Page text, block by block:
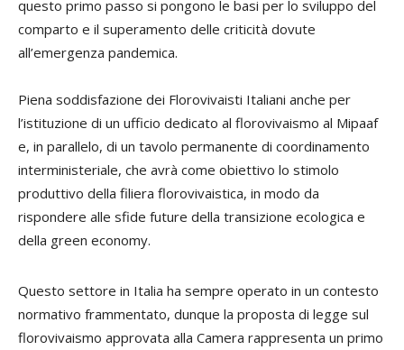
questo primo passo si pongono le basi per lo sviluppo del
comparto e il superamento delle criticità dovute
all’emergenza pandemica.
Piena soddisfazione dei Florovivaisti Italiani anche per
l’istituzione di un ufficio dedicato al florovivaismo al Mipaaf
e, in parallelo, di un tavolo permanente di coordinamento
interministeriale, che avrà come obiettivo lo stimolo
produttivo della filiera florovivaistica, in modo da
rispondere alle sfide future della transizione ecologica e
della green economy.
Questo settore in Italia ha sempre operato in un contesto
normativo frammentato, dunque la proposta di legge sul
florovivaismo approvata alla Camera rappresenta un primo